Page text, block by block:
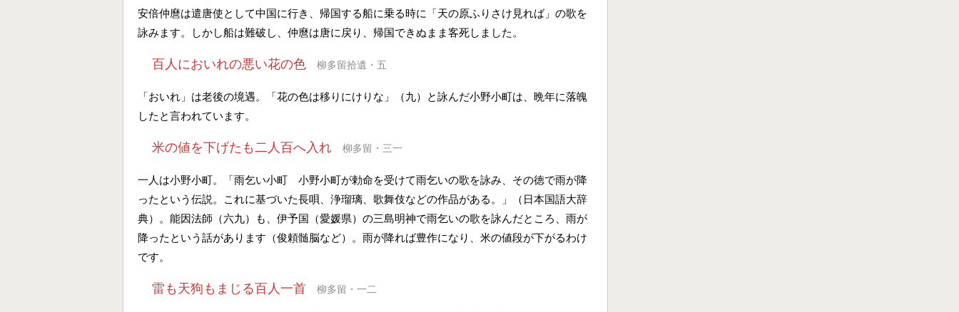
安倍仲麿は遣唐使として中国に行き、帰国する船に乗る時に「天の原ふりさけ見れば」の歌を
詠みます。しかし船は難破し、仲麿は唐に戻り、帰国できぬまま客死しました。
百人においれの悪い花の色 柳多留拾遺・五
「おいれ」は老後の境遇。「花の色は移りにけりな」（九）と詠んだ小野小町は、晩年に落魄
したと言われています。
米の値を下げたも二人百へ入れ 柳多留・三一
一人は小野小町。「雨乞い小町 小野小町が勅命を受けて雨乞いの歌を詠み、その徳で雨が降
ったという伝説。これに基づいた長唄、浄瑠璃、歌舞伎などの作品がある。」（日本国語大辞
典）。能因法師（六九）も、伊予国（愛媛県）の三島明神で雨乞いの歌を詠んだところ、雨が
降ったという話があります（俊頼髄脳など）。雨が降れば豊作になり、米の値段が下がるわけ
です。
雷も天狗もまじる百人一首 柳多留・一二